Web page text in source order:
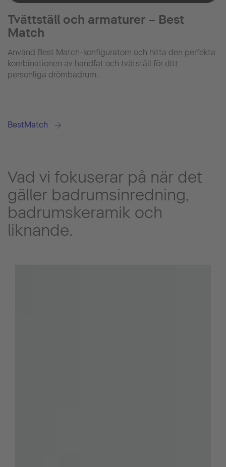
Tvättställ och armaturer – Best
Match
Använd Best Match-konfiguratorn och hitta den perfekta
kombinationen av handfat och tvätställ för ditt
personliga drömbadrum.
BestMatch
Vad vi fokuserar på när det
gäller badrumsinredning,
badrumskeramik och
liknande.